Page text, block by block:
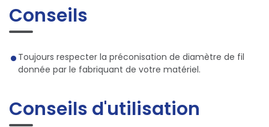
Conseils
Toujours respecter la préconisation de diamètre de fil
donnée par le fabriquant de votre matériel.
Conseils d'utilisation